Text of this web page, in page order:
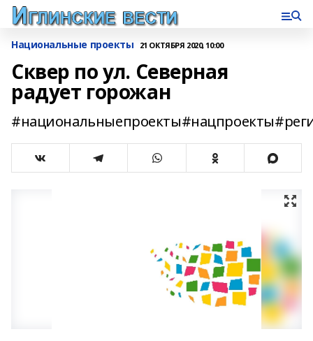
Национальные проекты 21 ОКТЯБРЯ 2020, 10:00
Сквер по ул. Северная
радует горожан